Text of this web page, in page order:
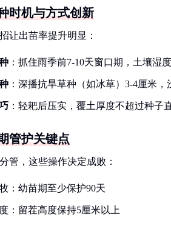
时机与方式创新
让出苗率提升明显：
：抓住雨季前7-10天窗口期，土壤湿
：深播抗旱草种（如冰草）3-4厘米
：轻耙后压实，覆土厚度不超过种子
管护关键点
管，这些操作决定成败：
：幼苗期至少保护90天
：留茬高度保持5厘米以上